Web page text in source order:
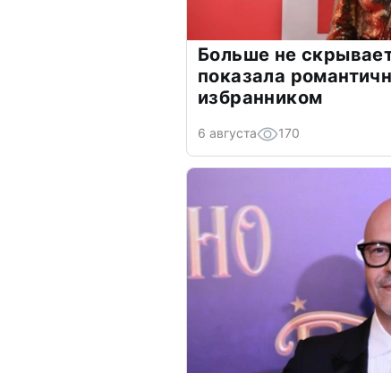
Больше не
показала
избранником
6 августа 170